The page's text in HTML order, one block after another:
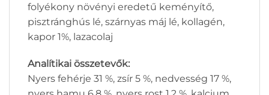
folyékony növényi eredetű keményítő,
pisztránghús lé, szárnyas máj lé, kollagén,
kapor 1%, lazacolaj
Analítikai összetevők:
Nyers fehérje 31 %, zsír 5 %, nedvesség 17 %,